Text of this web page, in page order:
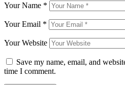
Your Name *
Your Email *
Your Website
Save my name, email, and
time I comment.